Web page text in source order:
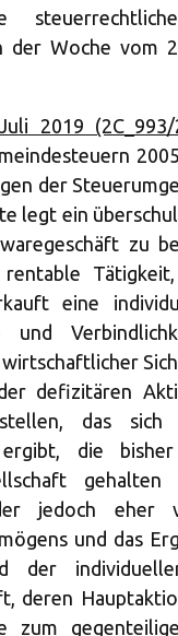
der Woche vom
2019 (2C_993/
der
legt ein
zu
eine
und
defizitären
das sich
ergibt, die
jedoch eher
und das
der
deren
zum